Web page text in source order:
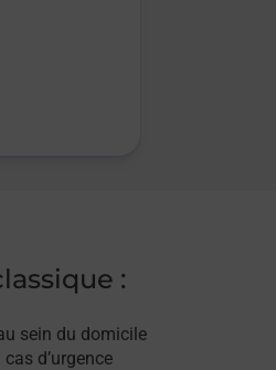
:
sein du domicile
cas d’urgence